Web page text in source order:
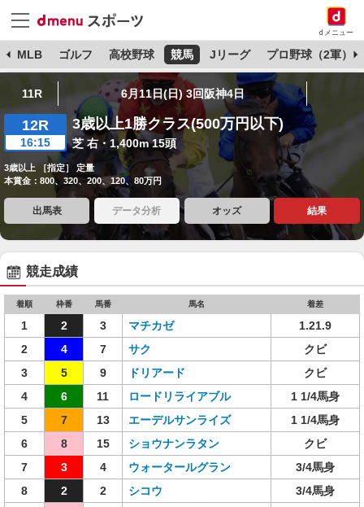
dメニュー
MLB ゴルフ 高校野球 競馬 Jリーグ プロ野球（2軍）
11R 6月11日(日) 3回阪神4日
12R
16:15
3歳以上1勝クラス(500万円以下)
芝 右・1,400m 15頭
3歳以上 ［指定］ 定量
本賞金：800、320、200、120、80万円
出馬表 データ分析 オッズ 結果
競走成績
着順 枠番 馬番 馬名 着差
1 2 3 マチカゼ
1.21.9
2
4 7 サク
クビ
3
5 9 ドリアード
クビ
4
6 11 ロードリライアブル
1 1/4馬身
5
7 13 エーデルサンライズ
1 1/4馬身
6
8 15 ショウナンラタン
クビ
7
3 4 ウォータールグラン
3/4馬身
8
2 2 シコウ
3/4馬身